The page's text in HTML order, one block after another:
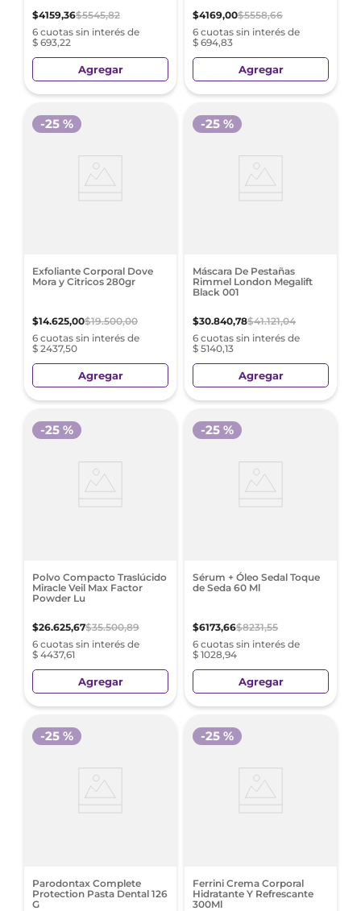
$4159,36$5545,82
6 cuotas sin interés de
$ 693,22
Agregar
$4169,00$5558,66
6 cuotas sin interés de
$ 694,83
Agregar
Exfoliante Corporal Dove
Mora y Citricos 280gr
$14.625,00$19.500,00
6 cuotas sin interés de
$ 2437,50
-25 %
Agregar
Máscara De Pestañas
Rimmel London Megalift
Black 001
$30.840,78$41.121,04
6 cuotas sin interés de
$ 5140,13
-25 %
Agregar
Polvo Compacto Traslúcido
Miracle Veil Max Factor
Powder Lu
$26.625,67$35.500,89
6 cuotas sin interés de
$ 4437,61
-25 %
Agregar
Sérum + Óleo Sedal Toque
de Seda 60 Ml
$6173,66$8231,55
6 cuotas sin interés de
$ 1028,94
-25 %
Agregar
Parodontax Complete
Protection Pasta Dental 126
G
-25 %
Ferrini Crema Corporal
Hidratante Y Refrescante
300Ml
-25 %